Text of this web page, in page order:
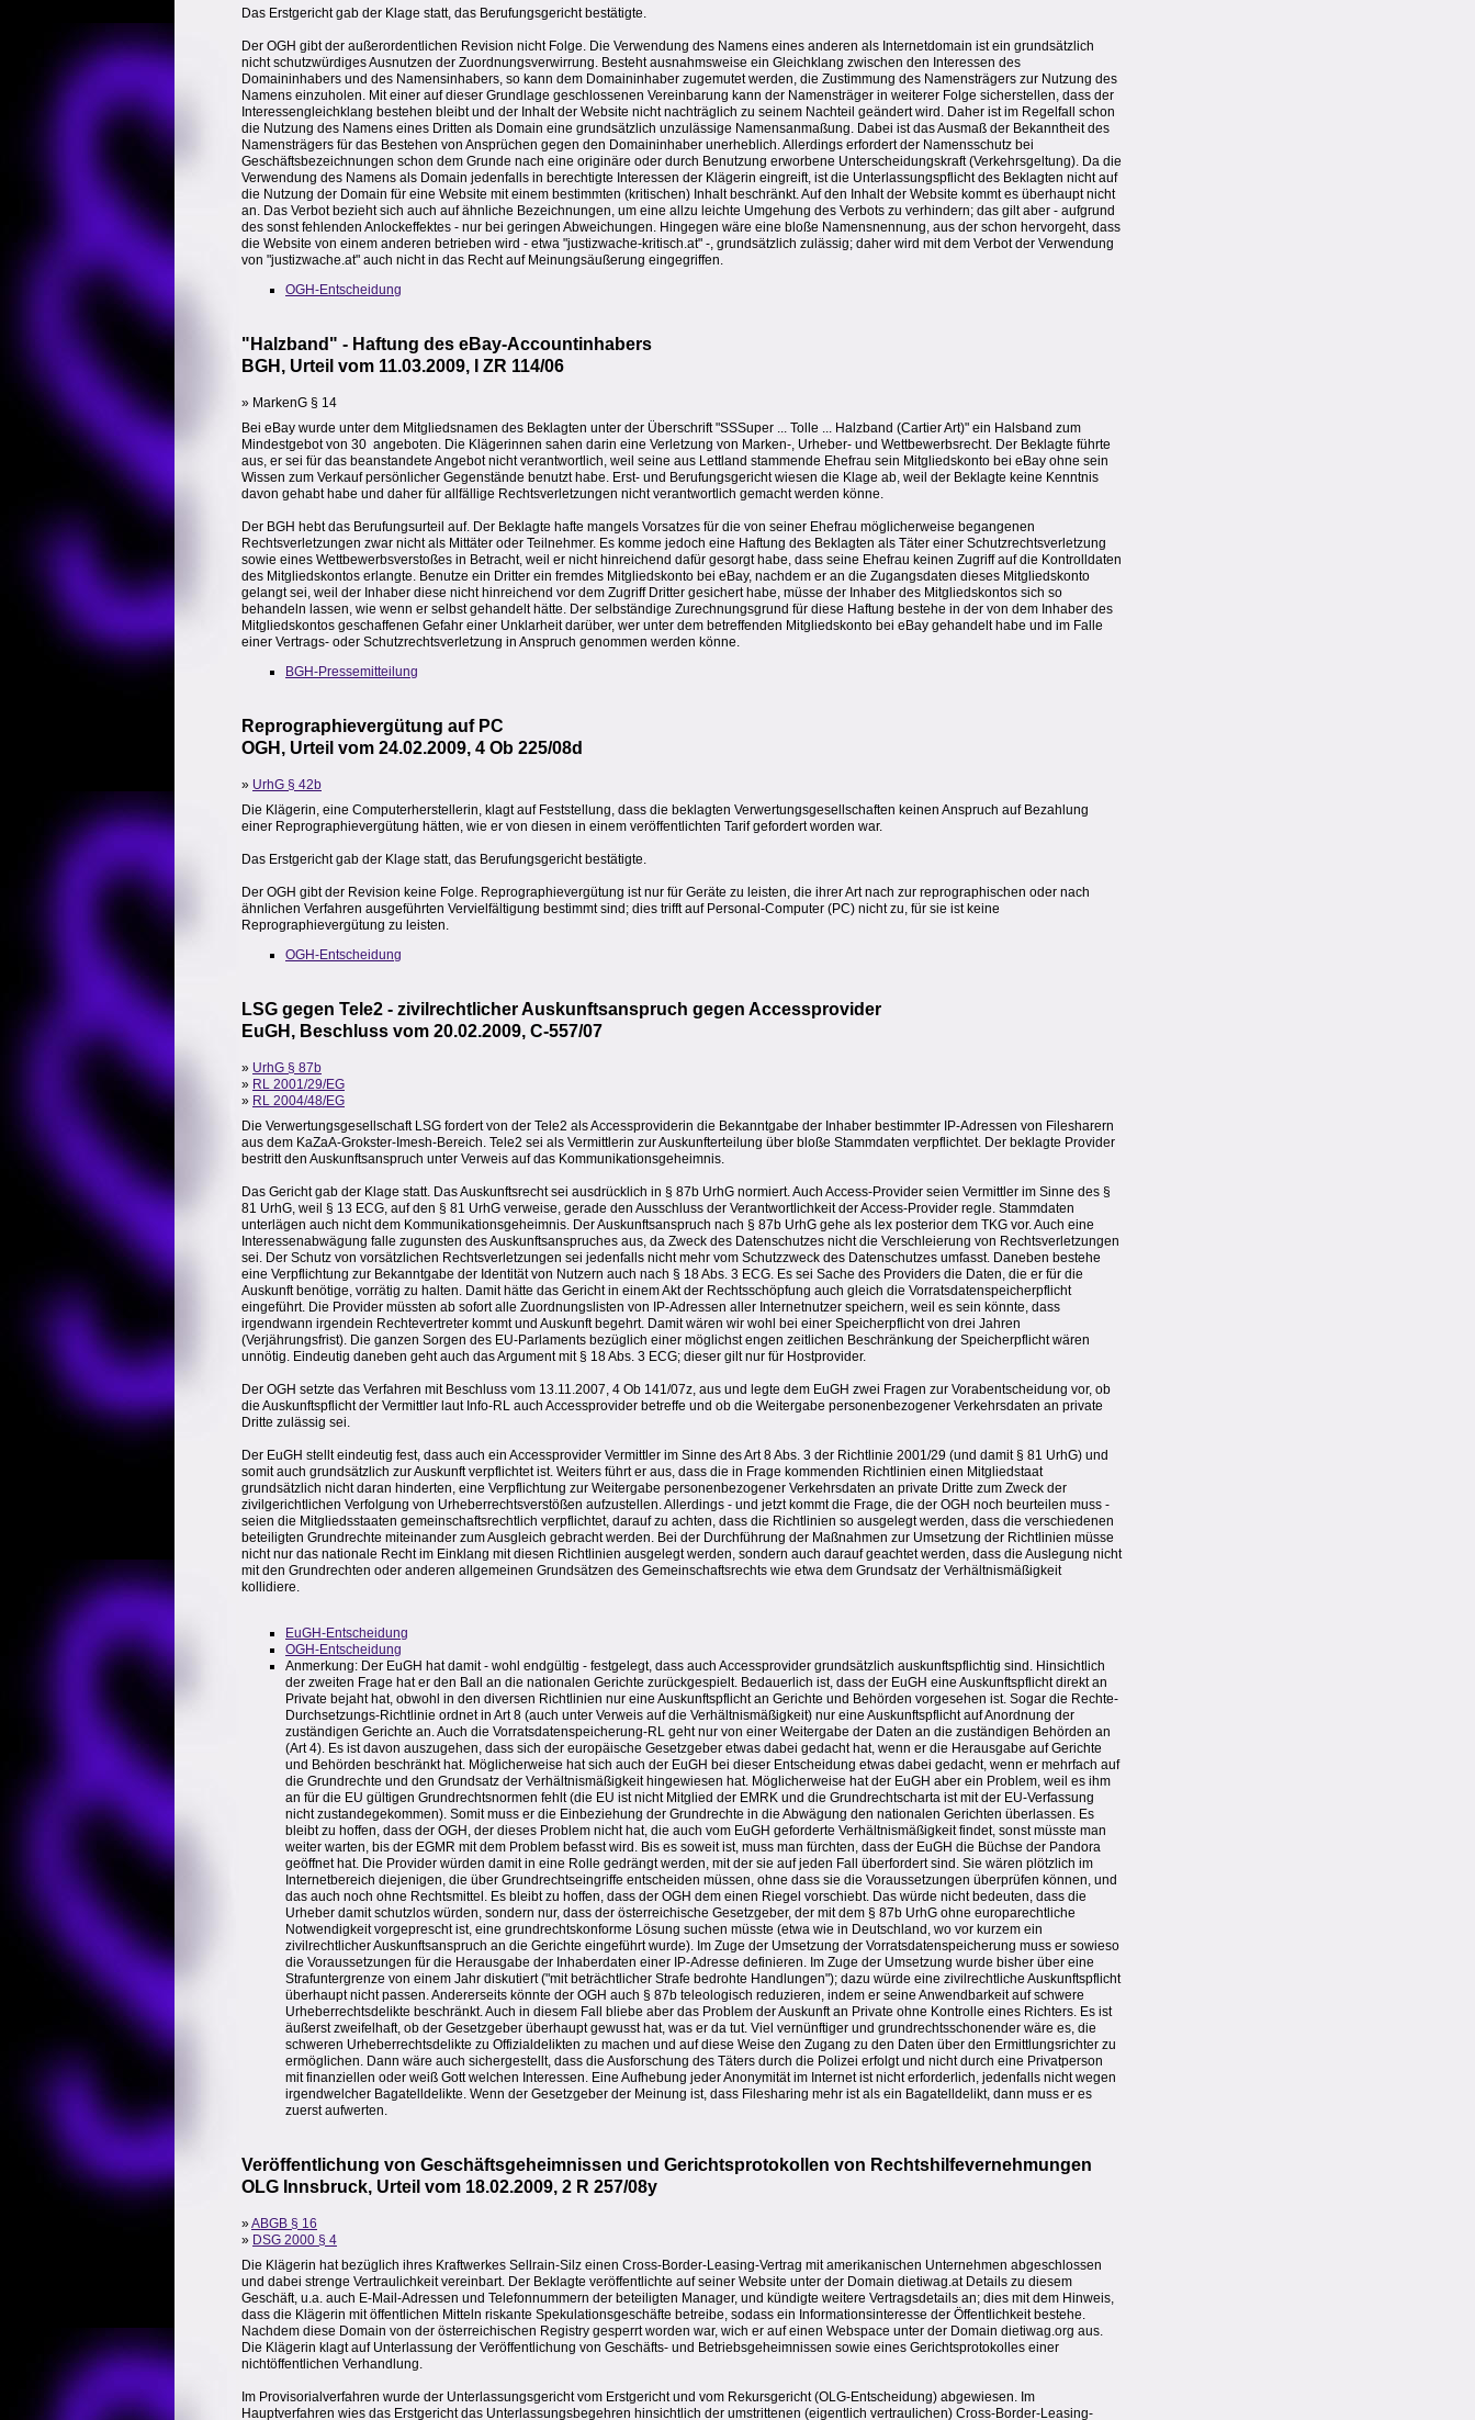
Das Erstgericht gab der Klage statt, das Berufungsgericht bestätigte.
Der OGH gibt der außerordentlichen Revision nicht Folge. Die Verwendung des Namens eines anderen als Internetdomain ist ein grundsätzlich
nicht schutzwürdiges Ausnutzen der Zuordnungsverwirrung. Besteht ausnahmsweise ein Gleichklang zwischen den Interessen des
Domaininhabers und des Namensinhabers, so kann dem Domaininhaber zugemutet werden, die Zustimmung des Namensträgers zur Nutzung des
Namens einzuholen. Mit einer auf dieser Grundlage geschlossenen Vereinbarung kann der Namensträger in weiterer Folge sicherstellen, dass der
Interessengleichklang bestehen bleibt und der Inhalt der Website nicht nachträglich zu seinem Nachteil geändert wird. Daher ist im Regelfall schon
die Nutzung des Namens eines Dritten als Domain eine grundsätzlich unzulässige Namensanmaßung. Dabei ist das Ausmaß der Bekanntheit des
Namensträgers für das Bestehen von Ansprüchen gegen den Domaininhaber unerheblich. Allerdings erfordert der Namensschutz bei
Geschäftsbezeichnungen schon dem Grunde nach eine originäre oder durch Benutzung erworbene Unterscheidungskraft (Verkehrsgeltung). Da die
Verwendung des Namens als Domain jedenfalls in berechtigte Interessen der Klägerin eingreift, ist die Unterlassungspflicht des Beklagten nicht auf
die Nutzung der Domain für eine Website mit einem bestimmten (kritischen) Inhalt beschränkt. Auf den Inhalt der Website kommt es überhaupt nicht
an. Das Verbot bezieht sich auch auf ähnliche Bezeichnungen, um eine allzu leichte Umgehung des Verbots zu verhindern; das gilt aber - aufgrund
des sonst fehlenden Anlockeffektes - nur bei geringen Abweichungen. Hingegen wäre eine bloße Namensnennung, aus der schon hervorgeht, dass
die Website von einem anderen betrieben wird - etwa "justizwache-kritisch.at" -, grundsätzlich zulässig; daher wird mit dem Verbot der Verwendung
von "justizwache.at" auch nicht in das Recht auf Meinungsäußerung eingegriffen.
OGH-Entscheidung
"Halzband" - Haftung des eBay-Accountinhabers
BGH, Urteil vom 11.03.2009, I ZR 114/06
» MarkenG § 14
Bei eBay wurde unter dem Mitgliedsnamen des Beklagten unter der Überschrift "SSSuper ... Tolle ... Halzband (Cartier Art)" ein Halsband zum
Mindestgebot von 30  angeboten. Die Klägerinnen sahen darin eine Verletzung von Marken-, Urheber- und Wettbewerbsrecht. Der Beklagte führte
aus, er sei für das beanstandete Angebot nicht verantwortlich, weil seine aus Lettland stammende Ehefrau sein Mitgliedskonto bei eBay ohne sein
Wissen zum Verkauf persönlicher Gegenstände benutzt habe. Erst- und Berufungsgericht wiesen die Klage ab, weil der Beklagte keine Kenntnis
davon gehabt habe und daher für allfällige Rechtsverletzungen nicht verantwortlich gemacht werden könne.
Der BGH hebt das Berufungsurteil auf. Der Beklagte hafte mangels Vorsatzes für die von seiner Ehefrau möglicherweise begangenen
Rechtsverletzungen zwar nicht als Mittäter oder Teilnehmer. Es komme jedoch eine Haftung des Beklagten als Täter einer Schutzrechtsverletzung
sowie eines Wettbewerbsverstoßes in Betracht, weil er nicht hinreichend dafür gesorgt habe, dass seine Ehefrau keinen Zugriff auf die Kontrolldaten
des Mitgliedskontos erlangte. Benutze ein Dritter ein fremdes Mitgliedskonto bei eBay, nachdem er an die Zugangsdaten dieses Mitgliedskonto
gelangt sei, weil der Inhaber diese nicht hinreichend vor dem Zugriff Dritter gesichert habe, müsse der Inhaber des Mitgliedskontos sich so
behandeln lassen, wie wenn er selbst gehandelt hätte. Der selbständige Zurechnungsgrund für diese Haftung bestehe in der von dem Inhaber des
Mitgliedskontos geschaffenen Gefahr einer Unklarheit darüber, wer unter dem betreffenden Mitgliedskonto bei eBay gehandelt habe und im Falle
einer Vertrags- oder Schutzrechtsverletzung in Anspruch genommen werden könne.
BGH-Pressemitteilung
Reprographievergütung auf PC
OGH, Urteil vom 24.02.2009, 4 Ob 225/08d
» UrhG § 42b
Die Klägerin, eine Computerherstellerin, klagt auf Feststellung, dass die beklagten Verwertungsgesellschaften keinen Anspruch auf Bezahlung
einer Reprographievergütung hätten, wie er von diesen in einem veröffentlichten Tarif gefordert worden war.
Das Erstgericht gab der Klage statt, das Berufungsgericht bestätigte.
Der OGH gibt der Revision keine Folge. Reprographievergütung ist nur für Geräte zu leisten, die ihrer Art nach zur reprographischen oder nach
ähnlichen Verfahren ausgeführten Vervielfältigung bestimmt sind; dies trifft auf Personal-Computer (PC) nicht zu, für sie ist keine
Reprographievergütung zu leisten.
OGH-Entscheidung
LSG gegen Tele2 - zivilrechtlicher Auskunftsanspruch gegen Accessprovider
EuGH, Beschluss vom 20.02.2009, C-557/07
» UrhG § 87b
» RL 2001/29/EG
» RL 2004/48/EG
Die Verwertungsgesellschaft LSG fordert von der Tele2 als Accessproviderin die Bekanntgabe der Inhaber bestimmter IP-Adressen von Filesharern
aus dem KaZaA-Grokster-Imesh-Bereich. Tele2 sei als Vermittlerin zur Auskunfterteilung über bloße Stammdaten verpflichtet. Der beklagte Provider
bestritt den Auskunftsanspruch unter Verweis auf das Kommunikationsgeheimnis.
Das Gericht gab der Klage statt. Das Auskunftsrecht sei ausdrücklich in § 87b UrhG normiert. Auch Access-Provider seien Vermittler im Sinne des §
81 UrhG, weil § 13 ECG, auf den § 81 UrhG verweise, gerade den Ausschluss der Verantwortlichkeit der Access-Provider regle. Stammdaten
unterlägen auch nicht dem Kommunikationsgeheimnis. Der Auskunftsanspruch nach § 87b UrhG gehe als lex posterior dem TKG vor. Auch eine
Interessenabwägung falle zugunsten des Auskunftsanspruches aus, da Zweck des Datenschutzes nicht die Verschleierung von Rechtsverletzungen
sei. Der Schutz von vorsätzlichen Rechtsverletzungen sei jedenfalls nicht mehr vom Schutzzweck des Datenschutzes umfasst. Daneben bestehe
eine Verpflichtung zur Bekanntgabe der Identität von Nutzern auch nach § 18 Abs. 3 ECG. Es sei Sache des Providers die Daten, die er für die
Auskunft benötige, vorrätig zu halten. Damit hätte das Gericht in einem Akt der Rechtsschöpfung auch gleich die Vorratsdatenspeicherpflicht
eingeführt. Die Provider müssten ab sofort alle Zuordnungslisten von IP-Adressen aller Internetnutzer speichern, weil es sein könnte, dass
irgendwann irgendein Rechtevertreter kommt und Auskunft begehrt. Damit wären wir wohl bei einer Speicherpflicht von drei Jahren
(Verjährungsfrist). Die ganzen Sorgen des EU-Parlaments bezüglich einer möglichst engen zeitlichen Beschränkung der Speicherpflicht wären
unnötig. Eindeutig daneben geht auch das Argument mit § 18 Abs. 3 ECG; dieser gilt nur für Hostprovider.
Der OGH setzte das Verfahren mit Beschluss vom 13.11.2007, 4 Ob 141/07z, aus und legte dem EuGH zwei Fragen zur Vorabentscheidung vor, ob
die Auskunftspflicht der Vermittler laut Info-RL auch Accessprovider betreffe und ob die Weitergabe personenbezogener Verkehrsdaten an private
Dritte zulässig sei.
Der EuGH stellt eindeutig fest, dass auch ein Accessprovider Vermittler im Sinne des Art 8 Abs. 3 der Richtlinie 2001/29 (und damit § 81 UrhG) und
somit auch grundsätzlich zur Auskunft verpflichtet ist. Weiters führt er aus, dass die in Frage kommenden Richtlinien einen Mitgliedstaat
grundsätzlich nicht daran hinderten, eine Verpflichtung zur Weitergabe personenbezogener Verkehrsdaten an private Dritte zum Zweck der
zivilgerichtlichen Verfolgung von Urheberrechtsverstößen aufzustellen. Allerdings - und jetzt kommt die Frage, die der OGH noch beurteilen muss -
seien die Mitgliedsstaaten gemeinschaftsrechtlich verpflichtet, darauf zu achten, dass die Richtlinien so ausgelegt werden, dass die verschiedenen
beteiligten Grundrechte miteinander zum Ausgleich gebracht werden. Bei der Durchführung der Maßnahmen zur Umsetzung der Richtlinien müsse
nicht nur das nationale Recht im Einklang mit diesen Richtlinien ausgelegt werden, sondern auch darauf geachtet werden, dass die Auslegung nicht
mit den Grundrechten oder anderen allgemeinen Grundsätzen des Gemeinschaftsrechts wie etwa dem Grundsatz der Verhältnismäßigkeit
kollidiere.
EuGH-Entscheidung
OGH-Entscheidung
Anmerkung: Der EuGH hat damit - wohl endgültig - festgelegt, dass auch Accessprovider grundsätzlich auskunftspflichtig sind. Hinsichtlich
der zweiten Frage hat er den Ball an die nationalen Gerichte zurückgespielt. Bedauerlich ist, dass der EuGH eine Auskunftspflicht direkt an
Private bejaht hat, obwohl in den diversen Richtlinien nur eine Auskunftspflicht an Gerichte und Behörden vorgesehen ist. Sogar die Rechte-
Durchsetzungs-Richtlinie ordnet in Art 8 (auch unter Verweis auf die Verhältnismäßigkeit) nur eine Auskunftspflicht auf Anordnung der
zuständigen Gerichte an. Auch die Vorratsdatenspeicherung-RL geht nur von einer Weitergabe der Daten an die zuständigen Behörden an
(Art 4). Es ist davon auszugehen, dass sich der europäische Gesetzgeber etwas dabei gedacht hat, wenn er die Herausgabe auf Gerichte
und Behörden beschränkt hat. Möglicherweise hat sich auch der EuGH bei dieser Entscheidung etwas dabei gedacht, wenn er mehrfach auf
die Grundrechte und den Grundsatz der Verhältnismäßigkeit hingewiesen hat. Möglicherweise hat der EuGH aber ein Problem, weil es ihm
an für die EU gültigen Grundrechtsnormen fehlt (die EU ist nicht Mitglied der EMRK und die Grundrechtscharta ist mit der EU-Verfassung
nicht zustandegekommen). Somit muss er die Einbeziehung der Grundrechte in die Abwägung den nationalen Gerichten überlassen. Es
bleibt zu hoffen, dass der OGH, der dieses Problem nicht hat, die auch vom EuGH geforderte Verhältnismäßigkeit findet, sonst müsste man
weiter warten, bis der EGMR mit dem Problem befasst wird. Bis es soweit ist, muss man fürchten, dass der EuGH die Büchse der Pandora
geöffnet hat. Die Provider würden damit in eine Rolle gedrängt werden, mit der sie auf jeden Fall überfordert sind. Sie wären plötzlich im
Internetbereich diejenigen, die über Grundrechtseingriffe entscheiden müssen, ohne dass sie die Voraussetzungen überprüfen können, und
das auch noch ohne Rechtsmittel. Es bleibt zu hoffen, dass der OGH dem einen Riegel vorschiebt. Das würde nicht bedeuten, dass die
Urheber damit schutzlos würden, sondern nur, dass der österreichische Gesetzgeber, der mit dem § 87b UrhG ohne europarechtliche
Notwendigkeit vorgeprescht ist, eine grundrechtskonforme Lösung suchen müsste (etwa wie in Deutschland, wo vor kurzem ein
zivilrechtlicher Auskunftsanspruch an die Gerichte eingeführt wurde). Im Zuge der Umsetzung der Vorratsdatenspeicherung muss er sowieso
die Voraussetzungen für die Herausgabe der Inhaberdaten einer IP-Adresse definieren. Im Zuge der Umsetzung wurde bisher über eine
Strafuntergrenze von einem Jahr diskutiert ("mit beträchtlicher Strafe bedrohte Handlungen"); dazu würde eine zivilrechtliche Auskunftspflicht
überhaupt nicht passen. Andererseits könnte der OGH auch § 87b teleologisch reduzieren, indem er seine Anwendbarkeit auf schwere
Urheberrechtsdelikte beschränkt. Auch in diesem Fall bliebe aber das Problem der Auskunft an Private ohne Kontrolle eines Richters. Es ist
äußerst zweifelhaft, ob der Gesetzgeber überhaupt gewusst hat, was er da tut. Viel vernünftiger und grundrechtsschonender wäre es, die
schweren Urheberrechtsdelikte zu Offizialdelikten zu machen und auf diese Weise den Zugang zu den Daten über den Ermittlungsrichter zu
ermöglichen. Dann wäre auch sichergestellt, dass die Ausforschung des Täters durch die Polizei erfolgt und nicht durch eine Privatperson
mit finanziellen oder weiß Gott welchen Interessen. Eine Aufhebung jeder Anonymität im Internet ist nicht erforderlich, jedenfalls nicht wegen
irgendwelcher Bagatelldelikte. Wenn der Gesetzgeber der Meinung ist, dass Filesharing mehr ist als ein Bagatelldelikt, dann muss er es
zuerst aufwerten.
Veröffentlichung von Geschäftsgeheimnissen und Gerichtsprotokollen von Rechtshilfevernehmungen
OLG Innsbruck, Urteil vom 18.02.2009, 2 R 257/08y
»ABGB § 16
» DSG 2000 § 4
Die Klägerin hat bezüglich ihres Kraftwerkes Sellrain-Silz einen Cross-Border-Leasing-Vertrag mit amerikanischen Unternehmen abgeschlossen
und dabei strenge Vertraulichkeit vereinbart. Der Beklagte veröffentlichte auf seiner Website unter der Domain dietiwag.at Details zu diesem
Geschäft, u.a. auch E-Mail-Adressen und Telefonnummern der beteiligten Manager, und kündigte weitere Vertragsdetails an; dies mit dem Hinweis,
dass die Klägerin mit öffentlichen Mitteln riskante Spekulationsgeschäfte betreibe, sodass ein Informationsinteresse der Öffentlichkeit bestehe.
Nachdem diese Domain von der österreichischen Registry gesperrt worden war, wich er auf einen Webspace unter der Domain dietiwag.org aus.
Die Klägerin klagt auf Unterlassung der Veröffentlichung von Geschäfts- und Betriebsgeheimnissen sowie eines Gerichtsprotokolles einer
nichtöffentlichen Verhandlung.
Im Provisorialverfahren wurde der Unterlassungsgericht vom Erstgericht und vom Rekursgericht (OLG-Entscheidung) abgewiesen. Im
Hauptverfahren wies das Erstgericht das Unterlassungsbegehren hinsichtlich der umstrittenen (eigentlich vertraulichen) Cross-Border-Leasing-